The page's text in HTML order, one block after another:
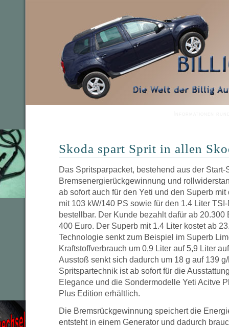
Skoda spart Sprit in allen
Das Spritsparpacket, bestehend aus der Start-
Bremsenergierückgewinnung und
ab sofort auch für den Yeti und den Superb
mit 103 kW/140 PS sowie für den 1.4 Liter
bestellbar. Der Kunde bezahlt dafür ab 20.300
400 Euro. Der Superb mit 1.4 Liter kostet ab
Technologie senkt zum Beispiel im Superb
Kraftstoffverbrauch um 0,9 Liter auf 5,9 Liter
Ausstoß senkt sich dadurch um 18 g auf 139
Spritspartechnik ist ab sofort für die
Elegance und die Sondermodelle Yeti Acitve
Plus Edition erhältlich.
Die Bremsrückgewinnung speichert die
entsteht in einem Generator und dadurch